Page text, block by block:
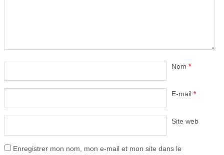
Nom *
E-mail *
Site web
Enregistrer mon nom, mon e-mail et mon site dans le